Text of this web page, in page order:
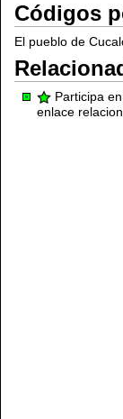
Códigos
El pueblo de
Participa
enlace